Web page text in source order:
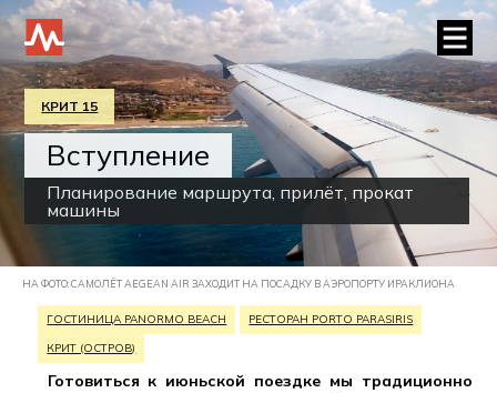
КРИТ 15
Вступление
Планирование маршрута, прилёт, прокат
машины
НА ФОТО: САМОЛЁТ AEGEAN AIR ЗАХОДИТ НА ПОСАДКУ В АЭРОПОРТУ ИРАКЛИОНА
ГОСТИНИЦА PANORMO BEACH
РЕСТОРАН PORTO PARASIRIS
КРИТ (ОСТРОВ)
Готовиться к июньской поездке мы традиционно